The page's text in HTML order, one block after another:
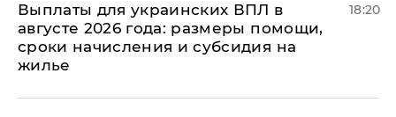
Выплаты для украинских ВПЛ в
августе 2026 года: размеры помощи,
сроки начисления и субсидия на
жилье
18:20